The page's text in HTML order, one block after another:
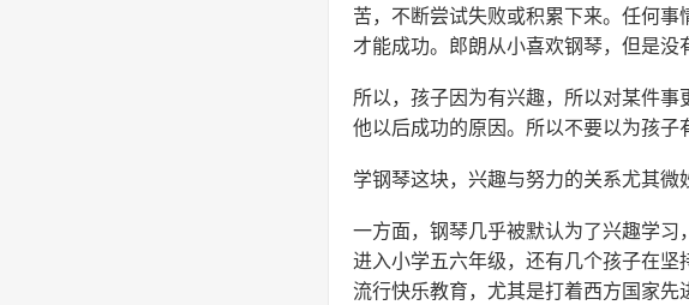
苦，不断尝试失败或积累下来。任何
才能成功。郎朗从小喜欢钢琴，但是没
所以，孩子因为有兴趣，所以对某件
他以后成功的原因。所以不要以为孩子
学钢琴这块，兴趣与努力的关系尤其微
一方面，钢琴几乎被默认为了兴趣学习
进入小学五六年级，还有几个孩子在
流行快乐教育，尤其是打着西方国家先